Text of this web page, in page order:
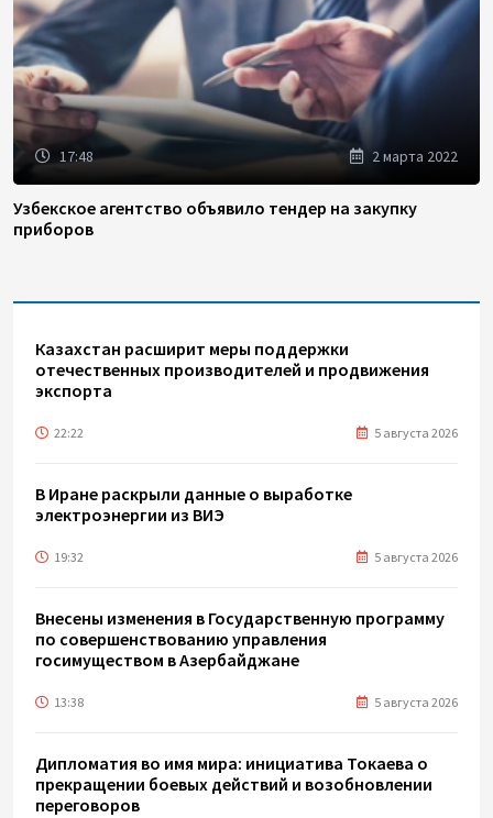
17:48 2 марта 2022
Узбекское агентство объявило тендер на закупку
приборов
Казахстан расширит меры поддержки
отечественных производителей и продвижения
экспорта
22:22 5 августа 2026
В Иране раскрыли данные о выработке
электроэнергии из ВИЭ
19:32 5 августа 2026
Внесены изменения в Государственную программу
по совершенствованию управления
госимуществом в Азербайджане
13:38 5 августа 2026
Дипломатия во имя мира: инициатива Токаева о
прекращении боевых действий и возобновлении
переговоров